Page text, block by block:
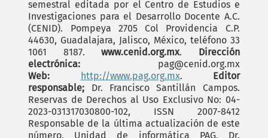
semestral editada por el Centro de Estudios e
Investigaciones para el Desarrollo Docente A.C.
(CENID). Pompeya 2705 Col Providencia C.P.
44630, Guadalajara, Jalisco, México, teléfono 33
1061 8187.www.cenid.org.mx. Dirección
electrónica: pag@cenid.org.mx
Web:
http://www.pag.org.mx.
Editor
responsable; Dr. Francisco Santillán Campos.
Reservas de Derechos al Uso Exclusivo No: 04-
2023-031317030800-102, ISSN 2007-8412
Responsable de la última actualización de este
número, Unidad de informática PAG, Dr.